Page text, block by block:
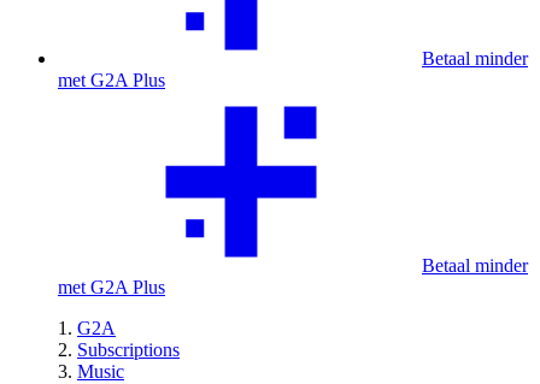
Betaal minder
met G2A Plus
Betaal minder
met G2A Plus
G2A
Subscriptions
Music